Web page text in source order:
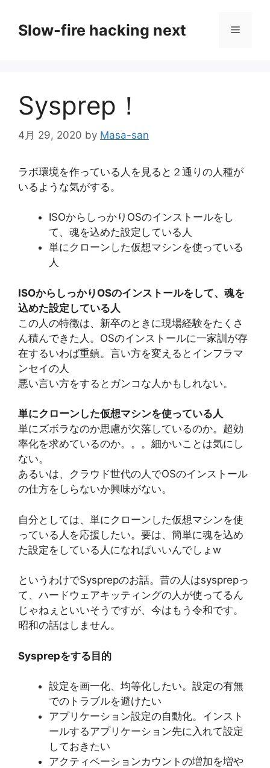
Slow-fire hacking next メ
Sysprep！
4月 29, 2020 by Masa-san
ラボ環境を作っている人を見ると２通りの人種が
いるような気がする。
ISOからしっかりOSのインストールをし
て、魂を込めた設定している人
単にクローンした仮想マシンを使っている
人
ISOからしっかりOSのインストールをして、魂を
込めた設定している人
この人の特徴は、新卒のときに現場経験をたくさ
ん積んできた人。OSのインストールに一家訓が存
在するいわば重鎮。言い方を変えるとインフラマ
ンセイの人
悪い言い方をするとガンコな人かもしれない。
単にクローンした仮想マシンを使っている人
単にズボラなのか思慮が欠落しているのか。超効
率化を求めているのか。。。細かいことは気にし
ない。
あるいは、クラウド世代の人でOSのインストール
の仕方をしらないか興味がない。
自分としては、単にクローンした仮想マシンを使
っている人を応援したい。要は、簡単に魂を込め
た設定をしている人になればいいんでしょw
というわけでSysprepのお話。昔の人はsysprepっ
て、ハードウェアキッティングの人が使ってるん
じゃねぇといいそうですが、今はもう令和です。
昭和の話はしません。
Sysprepをする目的
設定を画一化、均等化したい。設定の有無
でのトラブルを避けたい
アプリケーション設定の自動化。インスト
ールするアプリケーション先に入れて設定
しておきたい
アクティベーションカウントの増加を増や